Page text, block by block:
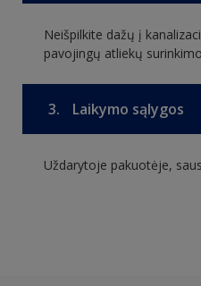
Neišpilkite dažų į
pavojingų atliekų
3. Laikymo sąlygos
Uždarytoje pakuotėje,